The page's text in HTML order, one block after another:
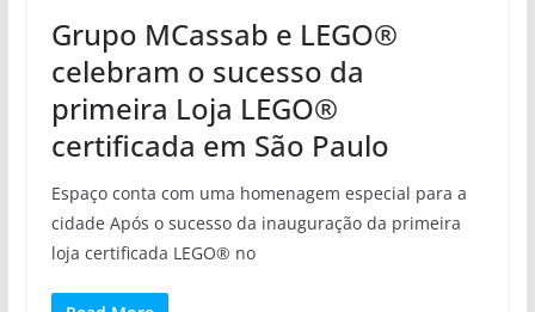
Grupo MCassab e LEGO®
celebram o sucesso da
primeira Loja LEGO®
certificada em São Paulo
Espaço conta com uma homenagem especial para a
cidade Após o sucesso da inauguração da primeira
loja certificada LEGO® no